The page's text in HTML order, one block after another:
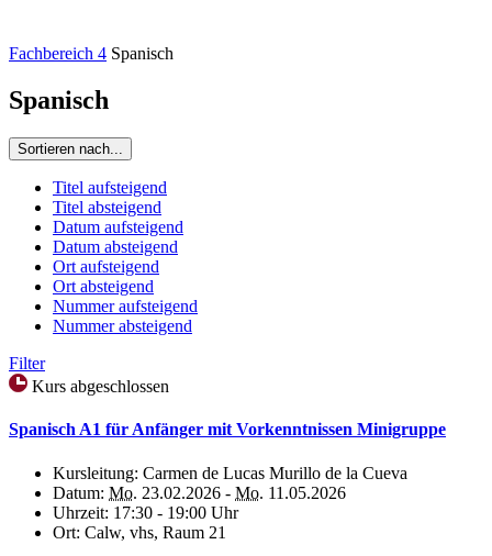
Fachbereich 4 Spanisch
Spanisch
Sortieren nach...
Titel aufsteigend
Titel absteigend
Datum aufsteigend
Datum absteigend
Ort aufsteigend
Ort absteigend
Nummer aufsteigend
Nummer absteigend
Filter
Kurs abgeschlossen
Spanisch A1 für Anfänger mit Vorkenntnissen Minigruppe
Kursleitung: Carmen de Lucas Murillo de la Cueva
Datum: Mo. 23.02.2026 - Mo. 11.05.2026
Uhrzeit: 17:30 - 19:00 Uhr
Ort: Calw, vhs, Raum 21